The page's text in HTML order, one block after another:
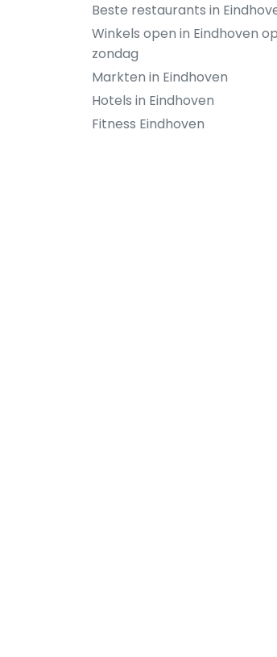
Beste restaurants in
Winkels open in Eindhoven op
zondag
Markten in Eindhoven
Hotels in Eindhoven
Fitness Eindhoven